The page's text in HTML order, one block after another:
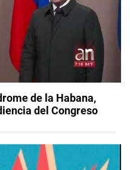
de la Habana,
del Congreso